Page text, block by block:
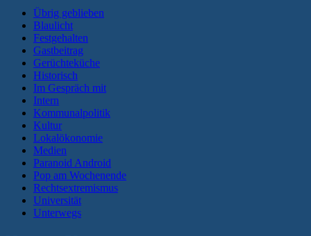
Übrig geblieben
Blaulicht
Festgehalten
Gastbeitrag
Gerüchteküche
Historisch
Im Gespräch mit
Intern
Kommunalpolitik
Kultur
Lokalökonomie
Medien
Paranoid Android
Pop am Wochenende
Rechtsextremismus
Universität
Unterwegs